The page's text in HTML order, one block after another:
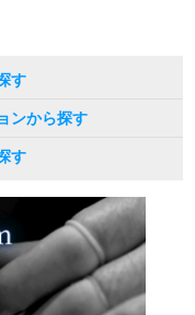
す
ンから探す
す